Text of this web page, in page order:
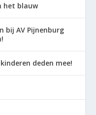
het blauw
bij AV Pijnenburg
deden mee!